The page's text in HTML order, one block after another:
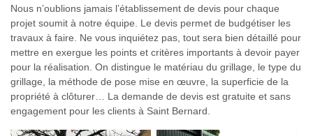
Nous n’oublions jamais l’établissement de devis pour chaque
projet soumit à notre équipe. Le devis permet de budgétiser les
travaux à faire. Ne vous inquiétez pas, tout sera bien détaillé pour
mettre en exergue les points et critères importants à devoir payer
pour la réalisation. On distingue le matériau du grillage, le type du
grillage, la méthode de pose mise en œuvre, la superficie de la
propriété à clôturer… La demande de devis est gratuite et sans
engagement pour les clients à Saint Bernard.